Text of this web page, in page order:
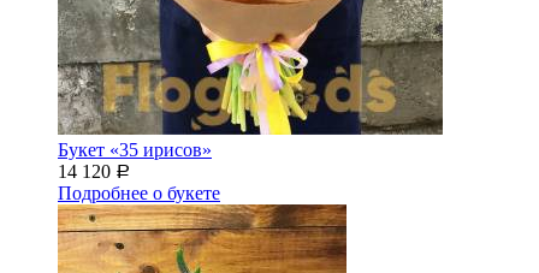
Букет «35 ирисов»
14 120 Р
Подробнее о букете